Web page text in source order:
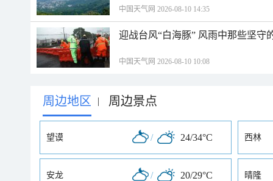
中国天气网 2026-08-10 14:35
迎战台风“白海豚” 风雨中那些坚守
中国天气网 2026-08-10 10:08
周边地区 | 周边景点
望谟 / 24/34°C 西林
安龙 / 20/29°C 晴隆